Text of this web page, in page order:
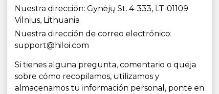
Nuestra dirección: Gynėjų St. 4-333, LT-01109
Vilnius, Lithuania
Nuestra dirección de correo electrónico:
support@hiloi.com
Si tienes alguna pregunta, comentario o queja
sobre cómo recopilamos, utilizamos y
almacenamos tu información personal, ponte en